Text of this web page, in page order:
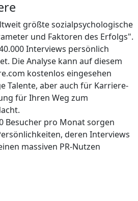
größte sozialpsychologische
und Faktoren des Erfolgs".
Interviews persönlich
Die Analyse kann auf diesem
kostenlos eingesehen
Talente, aber auch für Karriere-
für Ihren Weg zum
Besucher pro Monat sorgen
deren Interviews
massiven PR-Nutzen